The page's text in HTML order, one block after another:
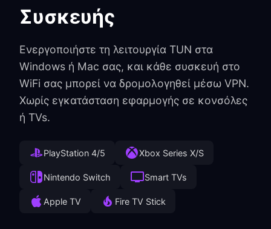
Συσκευής
Ενεργοποιήστε τη λειτουργία TUN στα
Windows ή Mac σας, και κάθε συσκευή στο
WiFi σας μπορεί να δρομολογηθεί μέσω VPN.
Χωρίς εγκατάσταση εφαρμογής σε κονσόλες
ή TVs.
PlayStation 4/5 Xbox Series X/S
Nintendo Switch Smart TVs
Apple TV Fire TV Stick